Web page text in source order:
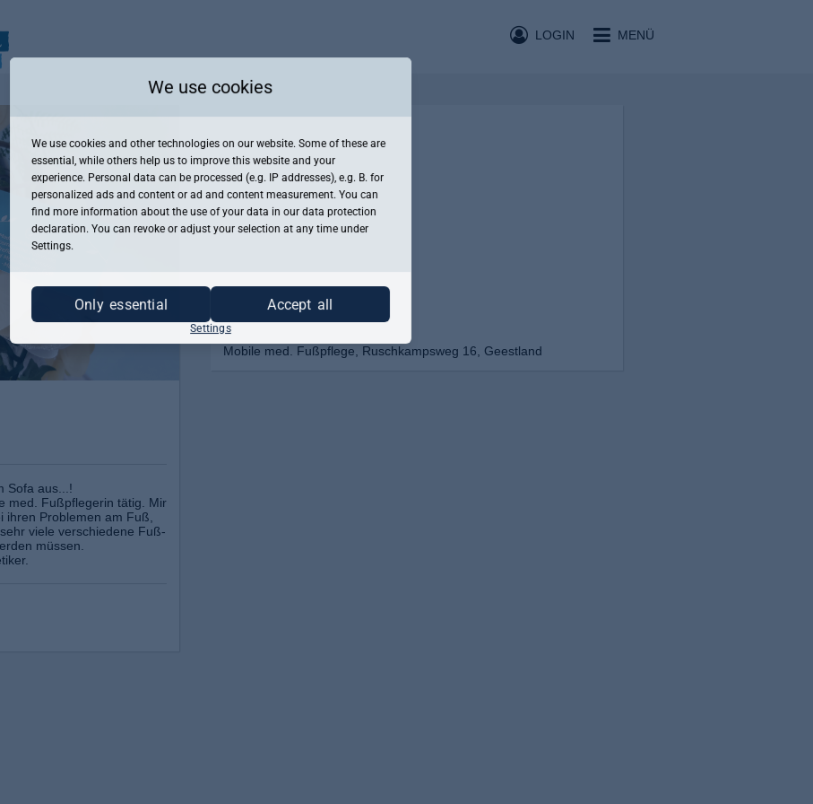
MENÜ
LOGIN
Sofa aus...!
med. Fußpflegerin tätig. Mir
ihren Problemen am Fuß,
viele verschiedene Fuß-
müssen.
Mobile med. Fußpflege, Ruschkampsweg 16, Geestland
We use cookies
We use cookies and other technologies on our website. Some of these are
essential, while others help us to improve this website and your
experience. Personal data can be processed (e.g. IP addresses), e.g. B. for
personalized ads and content or ad and content measurement. You can
find more information about the use of your data in our data protection
declaration. You can revoke or adjust your selection at any time under
Settings.
Only essential Accept all
Settings